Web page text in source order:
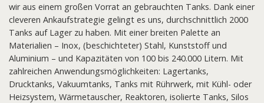
wir aus einem großen Vorrat an gebrauchten Tanks. Dank einer
cleveren Ankaufstrategie gelingt es uns, durchschnittlich 2000
Tanks auf Lager zu haben. Mit einer breiten Palette an
Materialien – Inox, (beschichteter) Stahl, Kunststoff und
Aluminium – und Kapazitäten von 100 bis 240.000 Litern. Mit
zahlreichen Anwendungsmöglichkeiten: Lagertanks,
Drucktanks, Vakuumtanks, Tanks mit Rührwerk, mit Kühl- oder
Heizsystem, Wärmetauscher, Reaktoren, isolierte Tanks, Silos